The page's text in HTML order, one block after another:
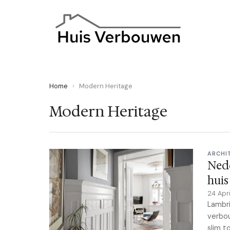
Home › Modern Heritage
Modern Heritage
huis
24
slim